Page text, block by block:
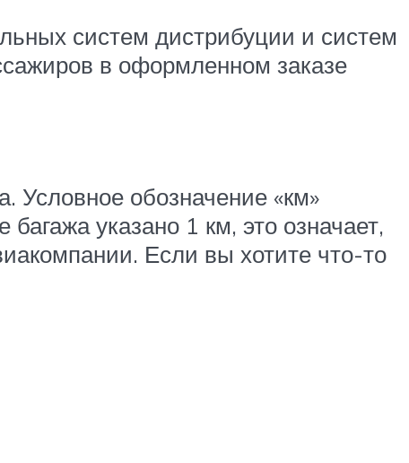
систем дистрибуции и систем
в оформленном заказе
Условное обозначение «км»
указано 1 км, это означает,
Если вы хотите что-то